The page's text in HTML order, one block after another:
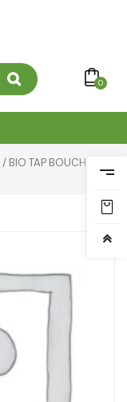
0
/ BIO TAP BOUCHONS